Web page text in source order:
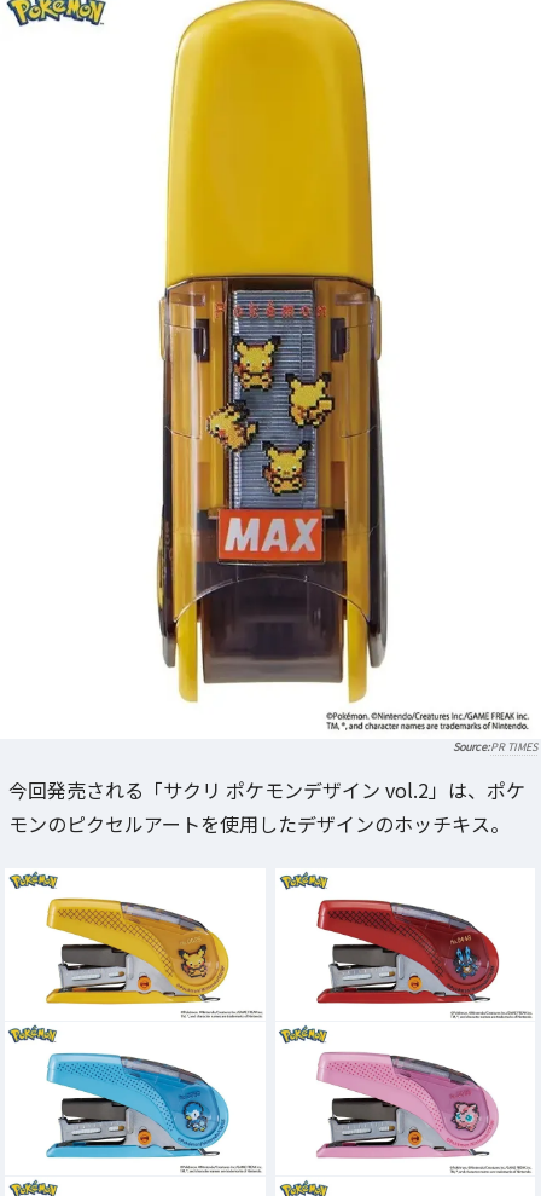
PR TIMES
今回発売される「サクリ ポケモンデザイン vol.2」は、ポケ
モンのピクセルアートを使用したデザインのホッチキス。